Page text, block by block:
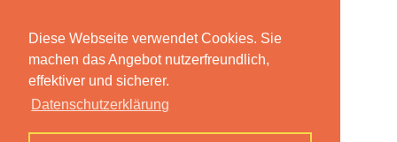
Diese Webseite verwendet Cookies. Sie
machen das Angebot nutzerfreundlich,
effektiver und sicherer.
Datenschutzerklärung